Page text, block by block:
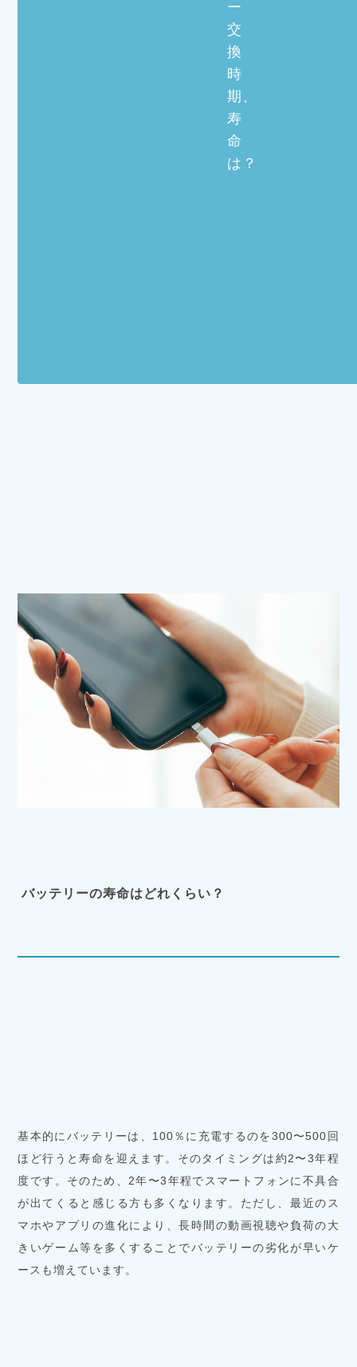
ー
交
換
時
期、
寿
命
は？
バッテリーの寿命はどれくらい？
基本的にバッテリーは、100％に充電するのを300〜500回
ほど行うと寿命を迎えます。そのタイミングは約2〜3年程
度です。そのため、2年〜3年程でスマートフォンに不具合
が出てくると感じる方も多くなります。ただし、最近のス
マホやアプリの進化により、長時間の動画視聴や負荷の大
きいゲーム等を多くすることでバッテリーの劣化が早いケ
ースも増えています。